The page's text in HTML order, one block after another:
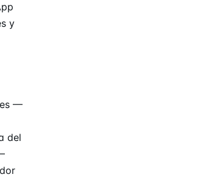
y
—
del